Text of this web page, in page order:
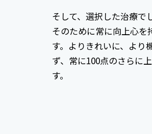
そして、選択した治療で
そのために常に向上心を
す。よりきれいに、より
ず、常に100点のさらに
す。